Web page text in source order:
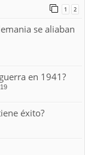
1 2
se aliaban
en 1941?
éxito?